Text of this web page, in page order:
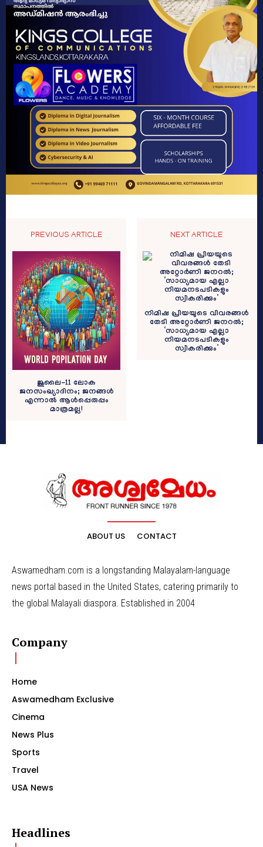
PREVIOUS ARTICLE
ജൂലൈ-11 ലോക
ജനസംഖ്യാദിനം; ജനങ്ങള്‍
എന്നാല്‍ ആള്‍പ്പെരുപ്പം
മാത്രമല്ല!
NEXT ARTICLE
നിമിഷ പ്രിയയുടെ വിവരങ്ങൾ
തേടി അറ്റോർണി ജനറൽ;
‘സാധ്യമായ എല്ലാ
നിയമനടപടികളും
സ്വീകരിക്കും’
ABOUT US CONTACT
Aswamedham.com is a longstanding Malayalam-language
news portal based in the United States, catering primarily to
the global Malayali diaspora. Established in 2004
Company
Home
Aswamedham Exclusive
Cinema
News Plus
Sports
Travel
USA News
Headlines